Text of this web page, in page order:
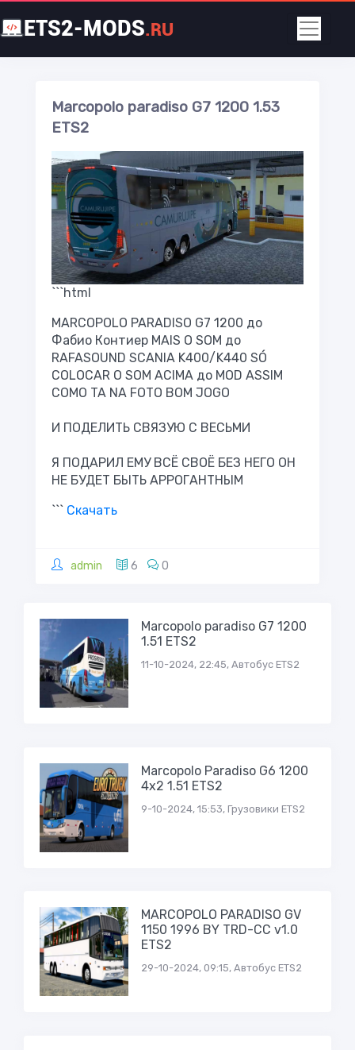
ETS2-MODS.RU
Marcopolo paradiso G7 1200 1.53
ETS2
```html
MARCOPOLO PARADISO G7 1200 до
Фабио Контиер MAIS O SOM до
RAFASOUND SCANIA K400/K440 SÓ
COLOCAR O SOM ACIMA до MOD ASSIM
COMO TA NA FOTO BOM JOGO
И ПОДЕЛИТЬ СВЯЗУЮ С ВЕСЬМИ
Я ПОДАРИЛ ЕМУ ВСЁ СВОЁ БЕЗ НЕГО ОН
НЕ БУДЕТ БЫТЬ АРРОГАНТНЫМ
``` Скачать
admin 6 0
Marcopolo paradiso G7 1200
1.51 ETS2
11-10-2024, 22:45, Автобус ETS2
Marcopolo Paradiso G6 1200
4x2 1.51 ETS2
9-10-2024, 15:53, Грузовики ETS2
MARCOPOLO PARADISO GV
1150 1996 BY TRD-CC v1.0
ETS2
29-10-2024, 09:15, Автобус ETS2